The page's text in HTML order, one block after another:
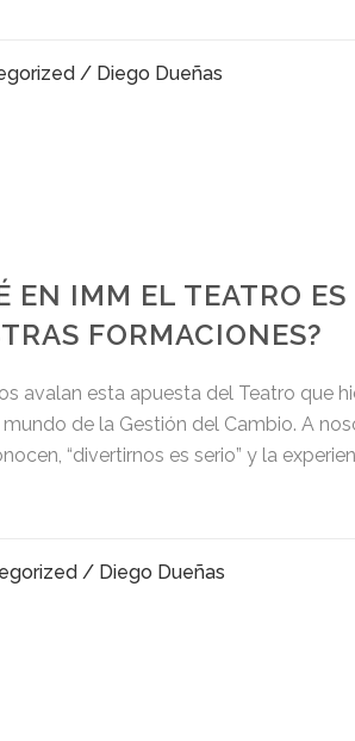
/ Diego Dueñas
EN IMM EL TEATRO
FORMACIONES?
avalan esta apuesta del Teatro que
de la Gestión del Cambio. A
“divertirnos es serio” y la
/ Diego Dueñas